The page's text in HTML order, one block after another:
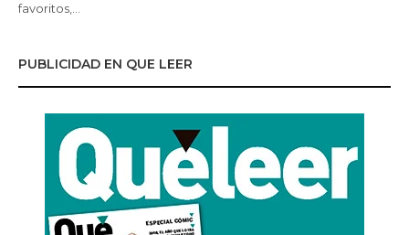
favoritos,…
PUBLICIDAD EN QUE LEER